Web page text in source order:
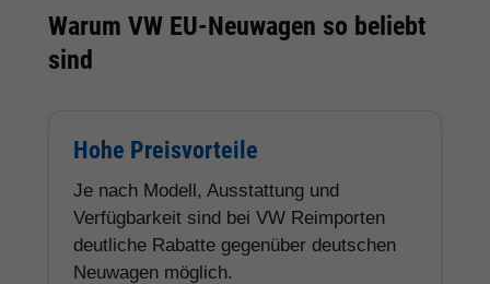
Warum VW EU-Neuwagen so beliebt
sind
Hohe Preisvorteile
Je nach Modell, Ausstattung und
Verfügbarkeit sind bei VW Reimporten
deutliche Rabatte gegenüber deutschen
Neuwagen möglich.